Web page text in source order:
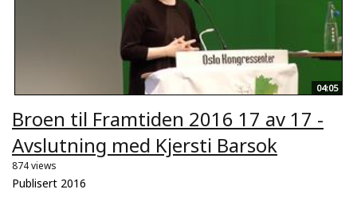
04:05
Broen til Framtiden 2016 17 av 17 -
Avslutning med Kjersti Barsok
874 views
Publisert 2016